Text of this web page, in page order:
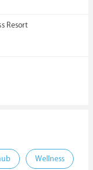
Resort
Wellness